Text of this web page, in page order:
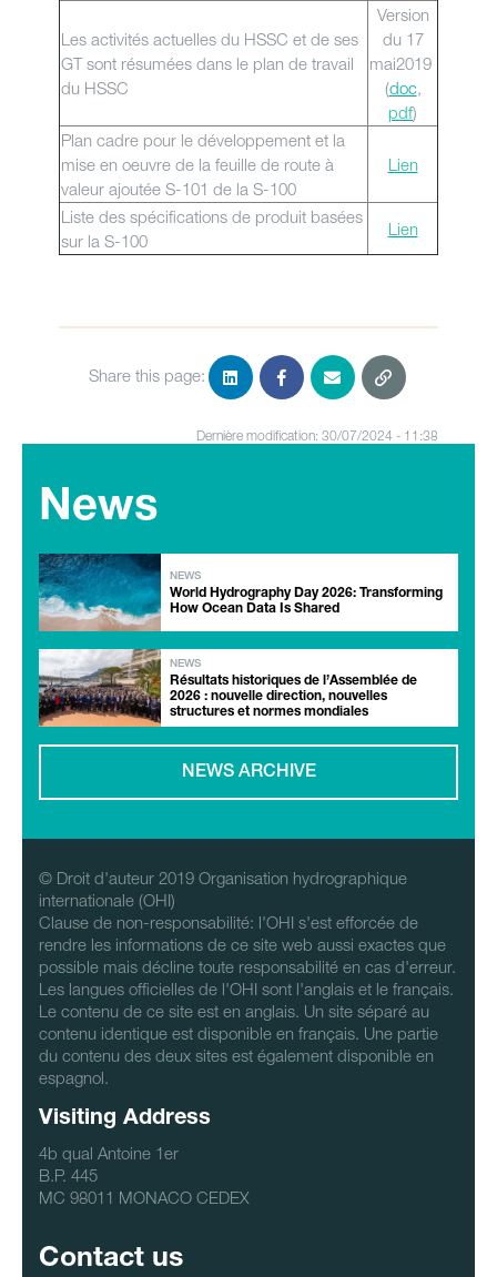
Les activités actuelles du HSSC et de ses
GT sont résumées dans le plan de travail
du HSSC
Version
du 17
mai2019
(doc,
pdf)
Plan cadre pour le développement et la
mise en oeuvre de la feuille de route à
valeur ajoutée S-101 de la S-100
Lien
Liste des spécifications de produit basées
sur la S-100
Lien
Share this page:
Dernière modification: 30/07/2024 - 11:38
News
NEWS
World Hydrography Day 2026: Transforming
How Ocean Data Is Shared
NEWS
Résultats historiques de l’Assemblée de
2026 : nouvelle direction, nouvelles
structures et normes mondiales
NEWS ARCHIVE
© Droit d'auteur 2019 Organisation hydrographique
internationale (OHI)
Clause de non-responsabilité: l'OHI s'est efforcée de
rendre les informations de ce site web aussi exactes que
possible mais décline toute responsabilité en cas d'erreur.
Les langues officielles de l'OHI sont l'anglais et le français.
Le contenu de ce site est en anglais. Un site séparé au
contenu identique est disponible en français. Une partie
du contenu des deux sites est également disponible en
espagnol.
Visiting Address
4b qual Antoine 1er
B.P. 445
MC 98011 MONACO CEDEX
Contact us